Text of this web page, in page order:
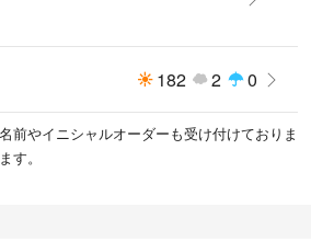
182 2 0
前やイニシャルオーダーも受け付けておりま
す。